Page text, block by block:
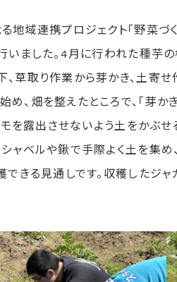
域連携プロジェクト「野菜づ
いました。4月に行われた種
草取り作業から芽かき、土寄せ
を整えたところで、「芽かき
モを露出させないよう土をかぶ
ベルや鍬で手際よく土を集め
きる見通しです。収穫したジ